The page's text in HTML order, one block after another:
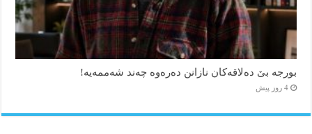
بورجە بێ دەلاقەکان نازانن دەرەوە چەند شەممەیە!
4 روز پیش